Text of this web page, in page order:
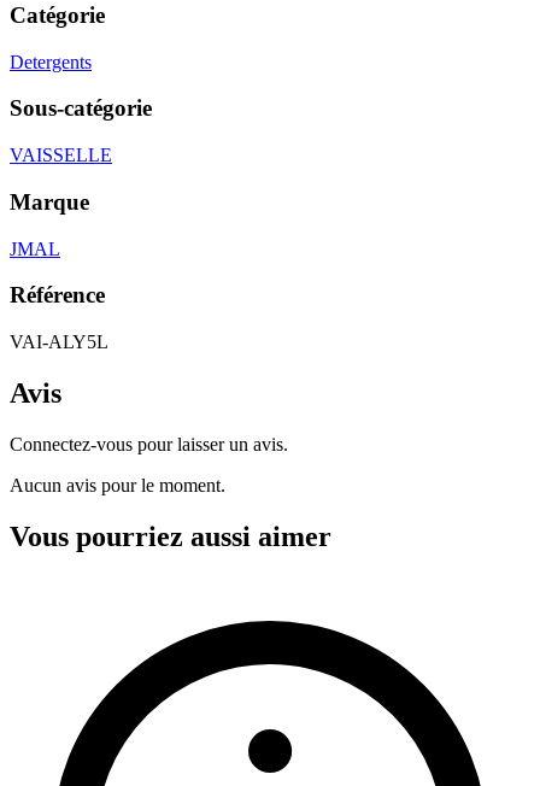
Catégorie
Detergents
Sous-catégorie
VAISSELLE
Marque
JMAL
Référence
VAI-ALY5L
Avis
Connectez-vous pour laisser un avis.
Aucun avis pour le moment.
Vous pourriez aussi aimer